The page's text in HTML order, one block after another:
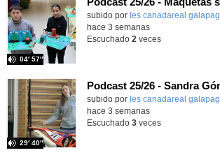
subido por Ies canadareal
04′ 57″
hace 3 semanas
Escuchado 2 veces
subido por Ies canadareal
29′ 40″
hace 3 semanas
Escuchado 3veces